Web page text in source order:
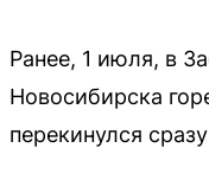
Ранее, 1 июля, в
Новосибирска
перекинулся